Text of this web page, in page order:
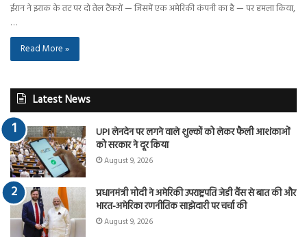
ईरान ने इराक के तट पर दो तेल टैंकरों — जिसमें एक अमेरिकी कंपनी का है — पर हमला किया,
…
Read More »
Latest News
UPI लेनदेन पर लगने वाले शुल्कों को लेकर फैली आशंकाओं
को सरकार ने दूर किया
August 9, 2026
प्रधानमंत्री मोदी ने अमेरिकी उपराष्ट्रपति जेडी वैंस से बात की और
भारत-अमेरिका रणनीतिक साझेदारी पर चर्चा की
August 9, 2026